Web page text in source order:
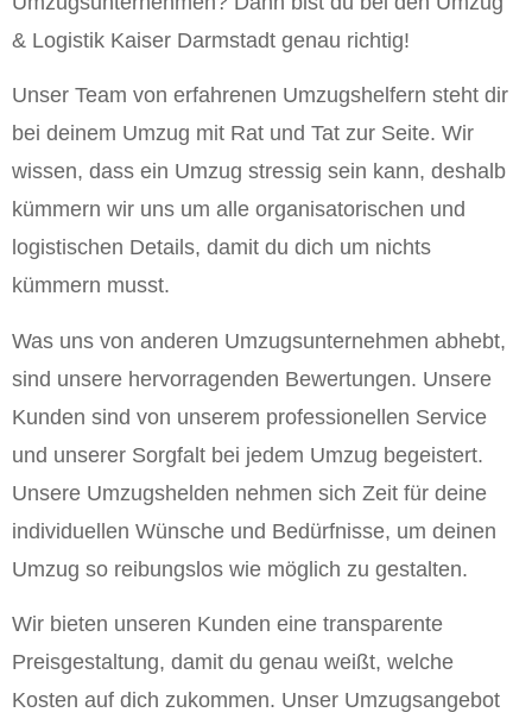
& Logistik Kaiser Darmstadt genau richtig!
Unser Team von erfahrenen Umzugshelfern steht dir
bei deinem Umzug mit Rat und Tat zur Seite. Wir
wissen, dass ein Umzug stressig sein kann, deshalb
kümmern wir uns um alle organisatorischen und
logistischen Details, damit du dich um nichts
kümmern musst.
Was uns von anderen Umzugsunternehmen abhebt,
sind unsere hervorragenden Bewertungen. Unsere
Kunden sind von unserem professionellen Service
und unserer Sorgfalt bei jedem Umzug begeistert.
Unsere Umzugshelden nehmen sich Zeit für deine
individuellen Wünsche und Bedürfnisse, um deinen
Umzug so reibungslos wie möglich zu gestalten.
Wir bieten unseren Kunden eine transparente
Preisgestaltung, damit du genau weißt, welche
Kosten auf dich zukommen. Unser Umzugsangebot